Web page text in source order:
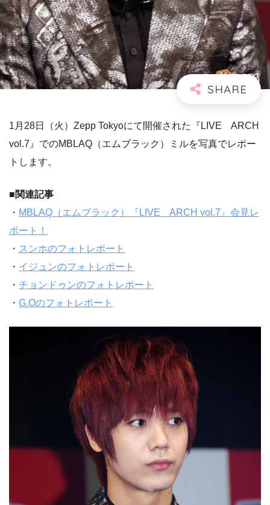
1月28日（火）Zepp Tokyoにて開催された『LIVE ARCH
vol.7』でのMBLAQ（エムブラック）ミルを写真でレポー
トします。
■関連記事
・ MBLAQ（エムブラック）『LIVE ARCH vol.7』会見レ
ポート！
・ スンホのフォトレポート
・ イジュンのフォトレポート
・ チョンドゥンのフォトレポート
・ G.Oのフォトレポート